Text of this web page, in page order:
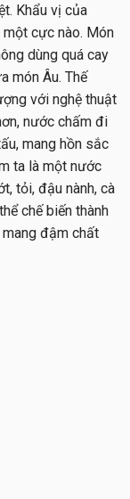
Khẩu vị của
một cực nào. Món
dùng quá cay
món Âu. Thế
với nghệ thuật
nước chấm đi
mang hồn sắc
ta là một nước
tỏi, đậu nành, cà
chế biến thành
đậm chất